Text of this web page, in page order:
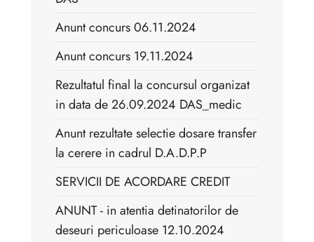
Anunt concurs 06.11.2024
Anunt concurs 19.11.2024
Rezultatul final la concursul organizat
in data de 26.09.2024 DAS_medic
Anunt rezultate selectie dosare transfer
la cerere in cadrul D.A.D.P.P
SERVICII DE ACORDARE CREDIT
ANUNT - in atentia detinatorilor de
deseuri periculoase 12.10.2024